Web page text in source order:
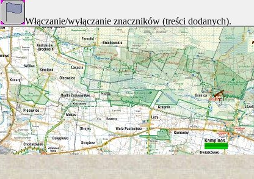
Włączanie/wyłączanie znaczników (treści dodanych).
Włączanie/wyłączanie "róży wiatrów" (strzałek do
nawigacji).
Włączona obsługa skrótów klawiszowych (strzałki / +/-)
Przełączanie trybu nawigacji mapy myszą
1) Włączone (podświetlone na zielono), nawigacja "łapanie mapy
kliknięciem myszy"